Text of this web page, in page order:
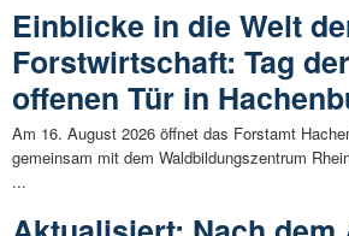
Einblicke in die Welt
Forstwirtschaft: Tag der
offenen Tür in
Am 16. August 2026 öffnet das Forstamt
gemeinsam mit dem Waldbildungszentrum
...